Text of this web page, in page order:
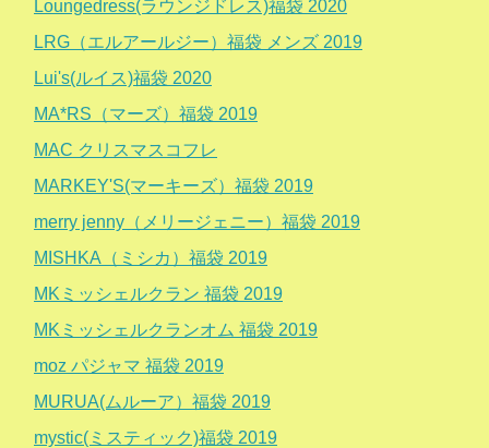
Loungedress(ラウンジドレス)福袋 2020
LRG（エルアールジー）福袋 メンズ 2019
Lui's(ルイス)福袋 2020
MA*RS（マーズ）福袋 2019
MAC クリスマスコフレ
MARKEY'S(マーキーズ）福袋 2019
merry jenny（メリージェニー）福袋 2019
MISHKA（ミシカ）福袋 2019
MKミッシェルクラン 福袋 2019
MKミッシェルクランオム 福袋 2019
moz パジャマ 福袋 2019
MURUA(ムルーア）福袋 2019
mystic(ミスティック)福袋 2019